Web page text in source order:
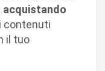
acquistando
contenuti
il tuo